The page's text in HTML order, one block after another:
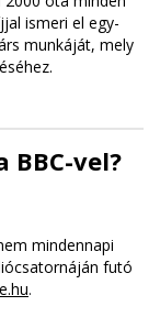
ismeri el egy-
munkáját, mely
vel?
mindennapi
futó
.